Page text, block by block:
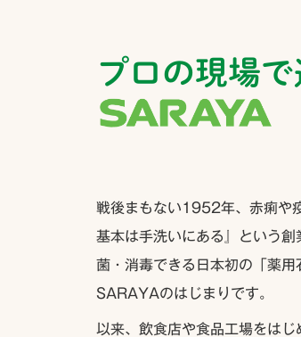
プロの現場で
戦後まもない1952年、赤痢や
基本は手洗いにある』という
菌・消毒できる日本初の「薬
SARAYAのはじまりです。
以来、飲食店や食品工場をは